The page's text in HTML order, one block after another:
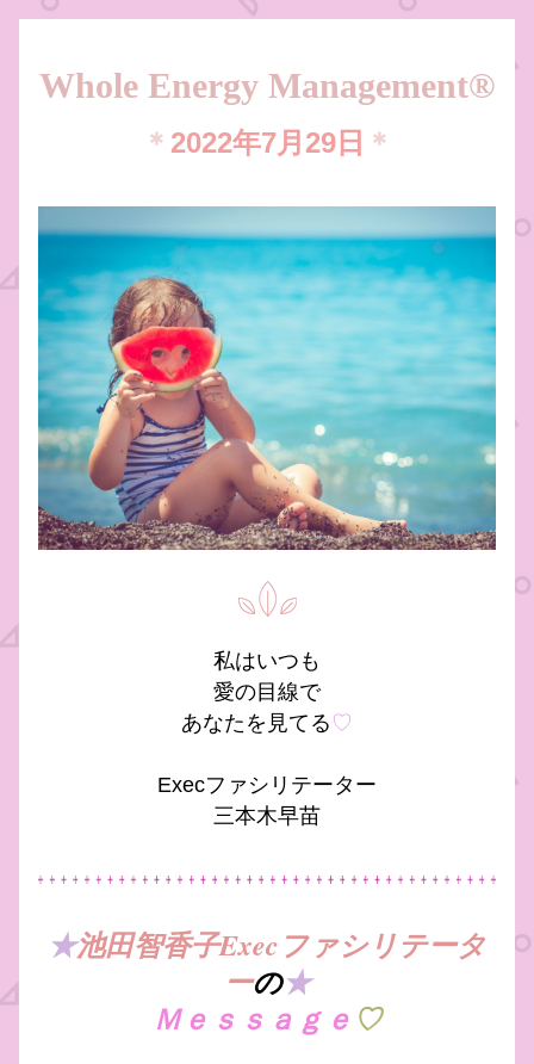
Whole Energy Management®
＊ 2022年7月29日 ＊
私はいつも
愛の目線で
あなたを見てる ♡
Execファシリテーター
三本木早苗
★池田智香子Execファシリテータ
ーの★
Ｍｅｓｓａｇｅ ♡